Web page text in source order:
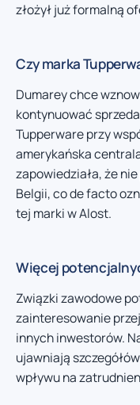
złożył już formalną
Czy marka
Dumarey chce
kontynuować
Tupperware przy
amerykańska
zapowiedziała, że
Belgii, co de facto
tej marki w Alost.
Więcej
Związki zawodowe
zainteresowanie
innych inwestorów.
ujawniają
wpływu na